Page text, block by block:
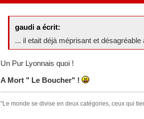
gaudi a écrit:
... il etait déjà méprisant et
Un Pur Lyonnais quoi !
A Mort " Le Boucher" !
"Le monde se divise en deux catégories, ceux qui